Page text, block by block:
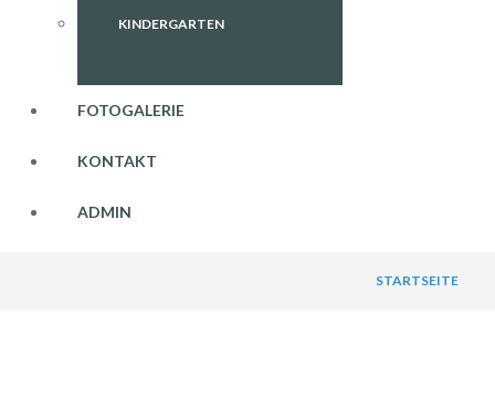
KINDERGARTEN
FOTOGALERIE
KONTAKT
ADMIN
STARTSEITE